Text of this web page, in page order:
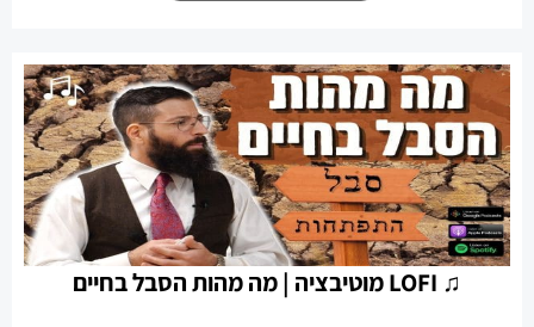
♫ LOFI מוטיבציה | מה מהות הסבל בחיים